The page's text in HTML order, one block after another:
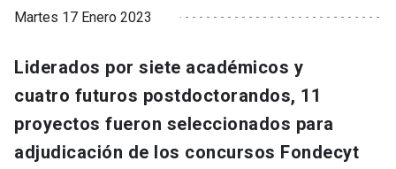
Martes 17 Enero 2023
Liderados por siete académicos y
cuatro futuros postdoctorandos, 11
proyectos fueron seleccionados para
adjudicación de los concursos Fondecyt